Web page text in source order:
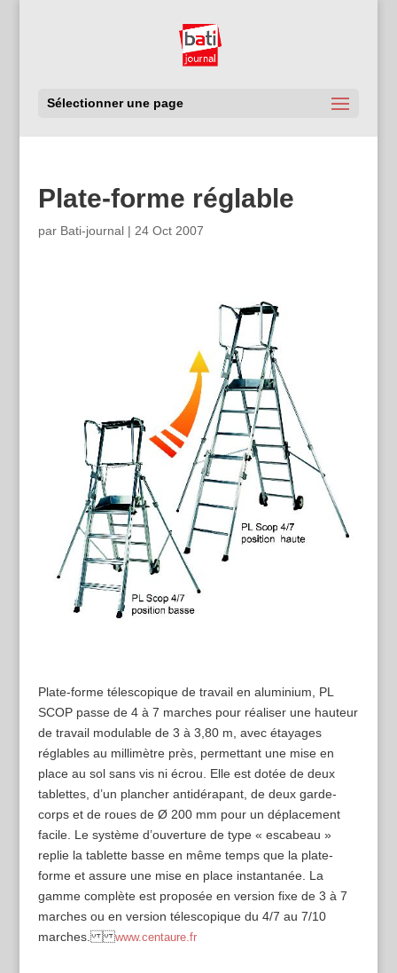
Sélectionner une page
Plate-forme réglable
par Bati-journal| 24 Oct 2007
Plate-forme télescopique de travail en aluminium, PL
SCOP passe de 4 à 7 marches pour réaliser une hauteur
de travail modulable de 3 à 3,80 m, avec étayages
réglables au millimètre près, permettant une mise en
place au sol sans vis ni écrou. Elle est dotée de deux
tablettes, d’un plancher antidérapant, de deux garde-
corps et de roues de Ø 200 mm pour un déplacement
facile. Le système d’ouverture de type « escabeau »
replie la tablette basse en même temps que la plate-
forme et assure une mise en place instantanée. La
gamme complète est proposée en version fixe de 3 à 7
marches ou en version télescopique du 4/7 au 7/10
marches.www.centaure.fr